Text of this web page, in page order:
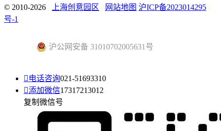
© 2010-2026 上海创意园区 网站地图 沪ICP备2023014295
号-1
沪公网安备 31010702005631号
 电话咨询021-51693310
添加微信17317213012
复制微信号